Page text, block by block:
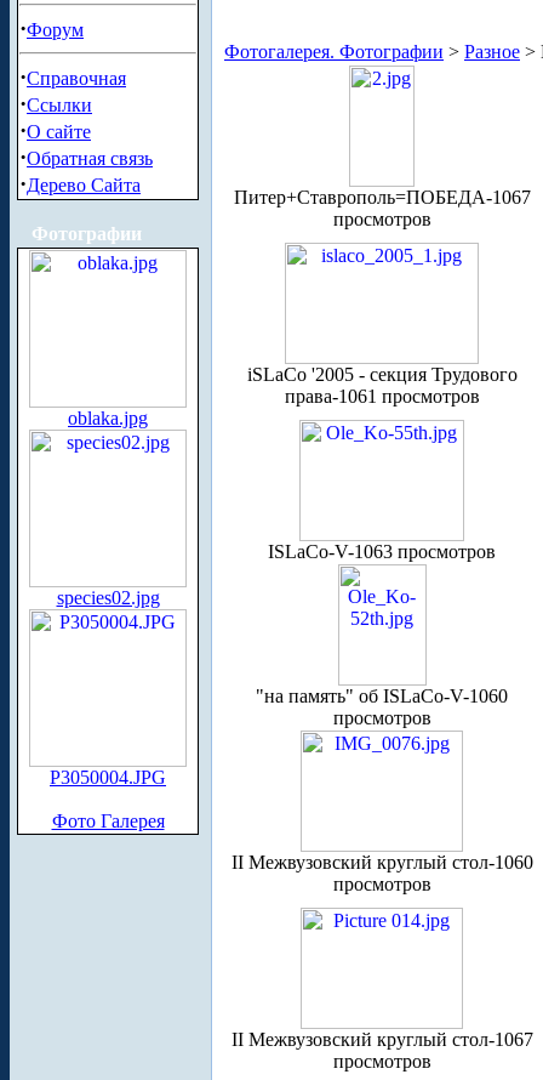
·Форум
·Справочная
·Ссылки
·О сайте
·Обратная связь
·Дерево Сайта
Фотографии
oblaka.jpg
species02.jpg
P3050004.JPG
Фото Галерея
Фотогалерея. Фотографии > Разное >
Питер+Ставрополь=ПОБЕДА-1067
просмотров
iSLaCo '2005 - секция Трудового
права-1061 просмотров
ISLaCo-V-1063 просмотров
"на память" об ISLaCo-V-1060
просмотров
II Межвузовский круглый стол-1060
просмотров
II Межвузовский круглый стол-1067
просмотров